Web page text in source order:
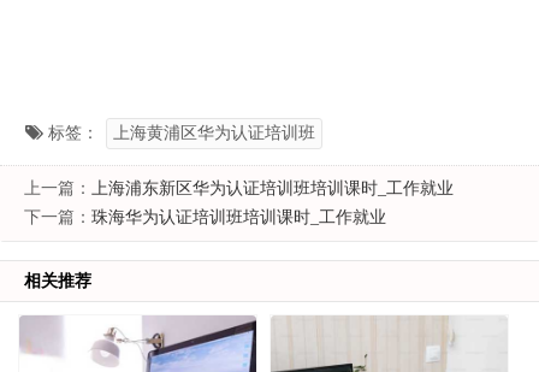
标签： 上海黄浦区华为认证培训班
上一篇：
上海浦东新区华为认证培训班培训课时_工作就业
下一篇： 珠海华为认证培训班培训课时_工作就业
相关推荐